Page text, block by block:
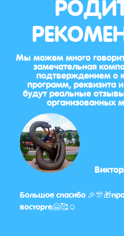
Мы можем много
замечательная
подтверждением о
программ, реквизита
будут реальные
организованных
Большое спасибо
восторге🤗🥰☺️